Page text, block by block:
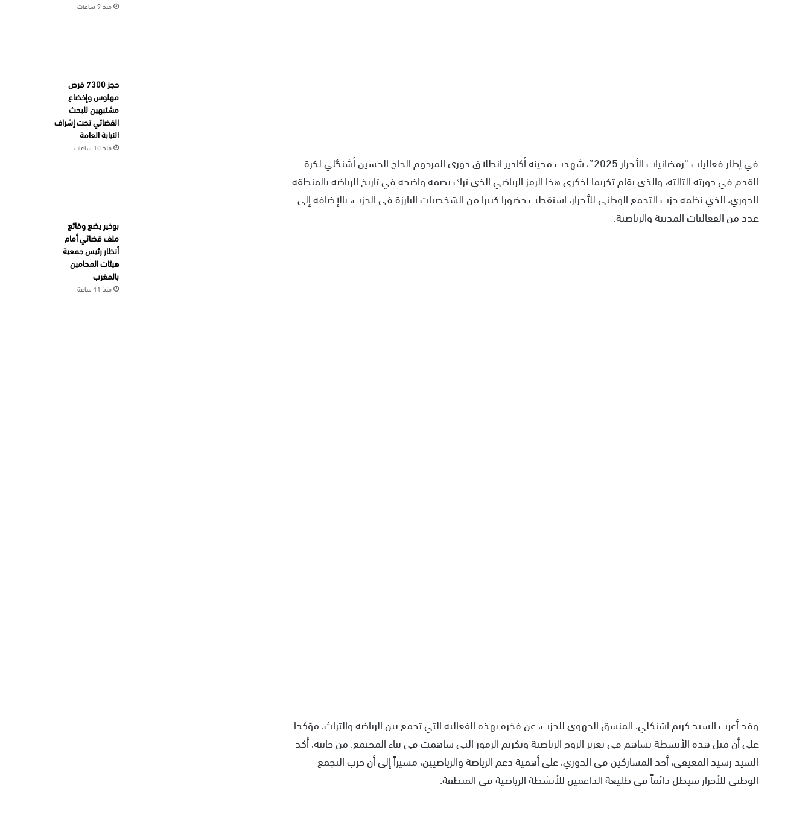
في إطار فعاليات “رمضانيات الأحرار 2025″، شهدت مدينة أكادير انطلاق دوري المرحوم الحاج الحسين أشنگلي لكرة
القدم في دورته الثالثة، والذي يقام تكريما لذكرى هذا الرمز الرياضي الذي ترك بصمة واضحة في تاريخ الرياضة بالمنطقة.
الدوري، الذي نظمه حزب التجمع الوطني للأحرار، استقطب حضورا كبيرا من الشخصيات البارزة في الحزب، بالإضافة إلى
عدد من الفعاليات المدنية والرياضية.
وقد أعرب السيد كريم اشنكلي، المنسق الجهوي للحزب، عن فخره بهذه الفعالية التي تجمع بين الرياضة والتراث، مؤكدا
على أن مثل هذه الأنشطة تساهم في تعزيز الروح الرياضية وتكريم الرموز التي ساهمت في بناء المجتمع. من جانبه، أكد
السيد رشيد المعيفي، أحد المشاركين في الدوري، على أهمية دعم الرياضة والرياضيين، مشيراً إلى أن حزب التجمع
الوطني للأحرار سيظل دائماً في طليعة الداعمين للأنشطة الرياضية في المنطقة.
منذ 9 ساعات
حجز 7300 قرص
مهلوس وإخضاع
مشتبهين للبحث
القضائي تحت إشراف
النيابة العامة
منذ 10 ساعات
بوخير يضع وقائع
ملف قضائي أمام
أنظار رئيس جمعية
هيئات المحامين
بالمغرب
منذ 11 ساعة